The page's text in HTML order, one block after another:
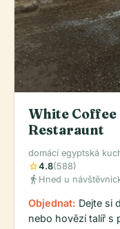
White Coffee
Restaraunt
domácí egyptská
star4.8(588)
directions_walk Hned u
Objednat: Dejte si
nebo hovězí talíř s